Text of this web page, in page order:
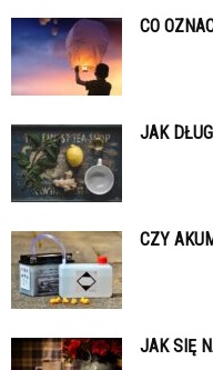
CO
JAK
CZY
JAK SIĘ